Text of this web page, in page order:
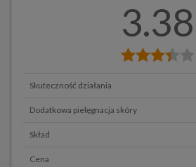
3.38
Skuteczność działania
Dodatkowa pielęgnacja skóry
Skład
Cena